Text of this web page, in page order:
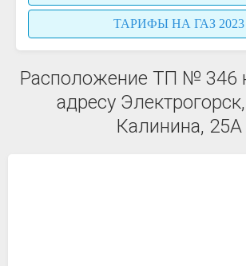
ТАРИФЫ НА ГАЗ 2023
Расположение ТП № 346
адресу
Калинина, 25А